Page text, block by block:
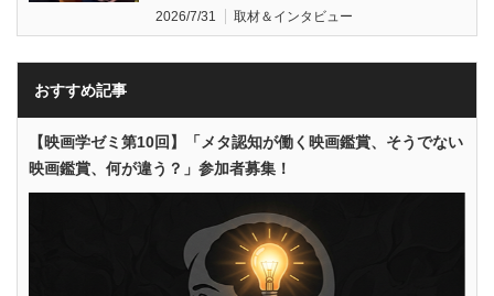
2026/7/31 取材＆インタビュー
おすすめ記事
【映画学ゼミ第10回】「メタ認知が働く映画鑑賞、そうでない
映画鑑賞、何が違う？」参加者募集！